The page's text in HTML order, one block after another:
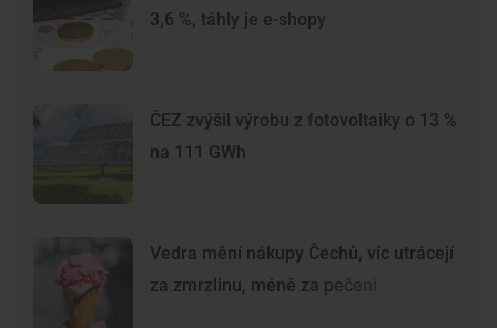
3,6 %, táhly je e-shopy
ČEZ zvýšil výrobu z fotovoltaiky o 13 %
na 111 GWh
Vedra mění nákupy Čechů, víc utrácejí
za zmrzlinu, méně za pečení